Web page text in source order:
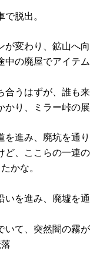
脱出。
が変わり、鉱山へ向
中の廃屋でアイテ
合うはずが、誰も
かり、ミラー峠の
を進み、廃坑を通り
ど、ここらの一連
かな。
いを進み、廃墟を
いて、突然闇の霧